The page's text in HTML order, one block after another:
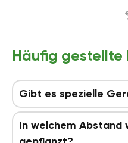
Häufig gestellte
Gibt es spezielle
In welchem Abstand